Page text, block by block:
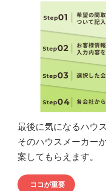
最後に気になるハウ
そのハウスメーカー
案してもらえます。
ココが重要